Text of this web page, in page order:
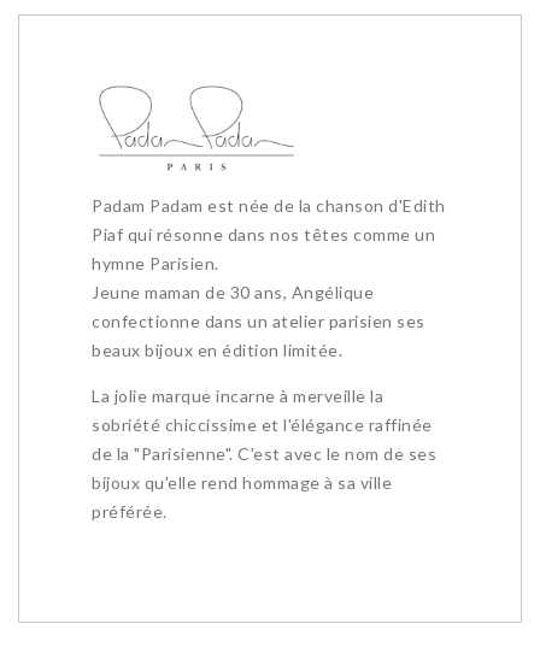
Padam Padam est née de la chanson d'Edith
Piaf qui résonne dans nos têtes comme un
hymne Parisien.
Jeune maman de 30 ans, Angélique
confectionne dans un atelier parisien ses
beaux bijoux en édition limitée.
La jolie marque incarne à merveille la
sobriété chiccissime et l'élégance raffinée
de la "Parisienne". C'est avec le nom de ses
bijoux qu'elle rend hommage à sa ville
préférée.